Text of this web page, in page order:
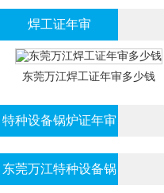
焊工证年审
东莞万江焊工证年审多少钱
特种设备锅炉证年审
东莞万江特种设备锅